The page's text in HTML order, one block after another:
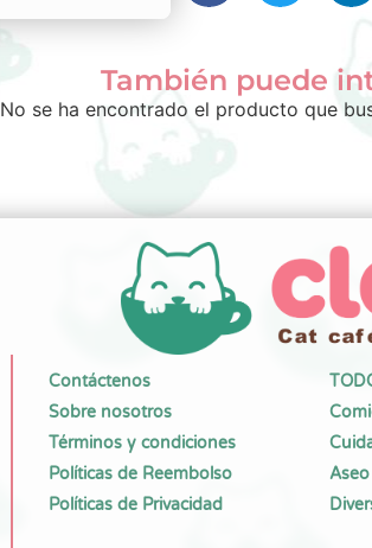
También puede
No se ha encontrado el producto que
Contáctenos
Sobre nosotros
Términos y condiciones
Políticas de Reembolso
Políticas de Privacidad
Aseo